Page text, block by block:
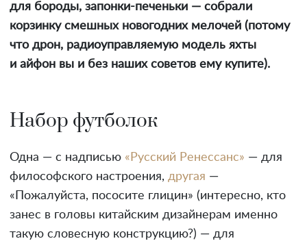
для бороды, запонки-печеньки — собрали
корзинку смешных новогодних мелочей (потому
что дрон, радиоуправляемую модель яхты
и айфон вы и без наших советов ему купите).
Набор футболок
Одна — с надписью «Русский Ренессанс» — для
философского настроения, другая —
«Пожалуйста, пососите глицин» (интересно, кто
занес в головы китайским дизайнерам именно
такую словесную конструкцию?) — для